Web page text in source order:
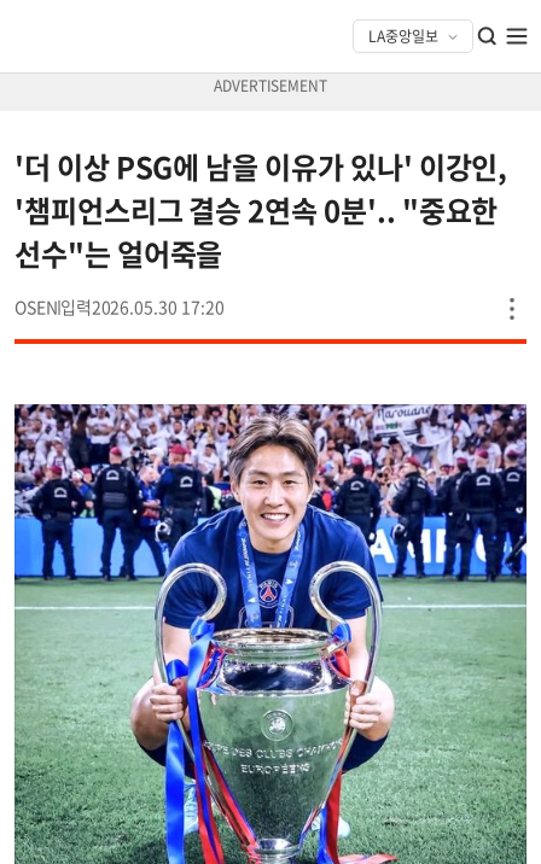
'더 이상 PSG에 남을 이유가 있나' 이강인,
'챔피언스리그 결승 2연속 0분'.. "중요한
선수"는 얼어죽을
OSEN 2026.05.30 17:20